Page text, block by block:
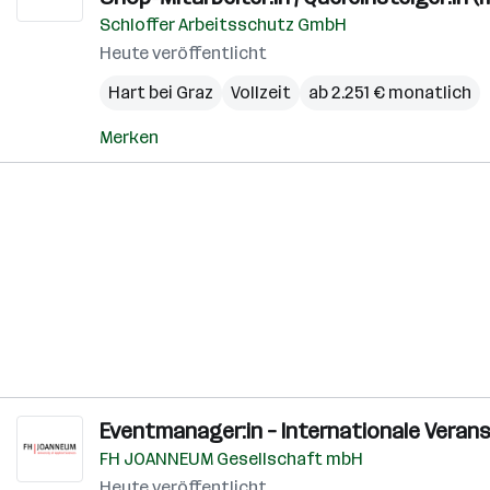
Schloffer Arbeitsschutz GmbH
Heute veröffentlicht
Hart bei Graz
Vollzeit ab 2.251 € monatlich
Merken
Eventmanager:in – Internationale
FH JOANNEUM Gesellschaft mbH